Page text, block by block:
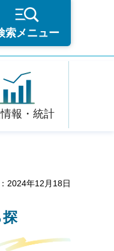
索メニュー
報・統計
2024年12月18日
探